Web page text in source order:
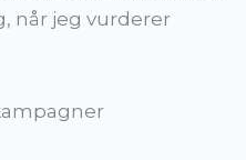
når jeg vurderer